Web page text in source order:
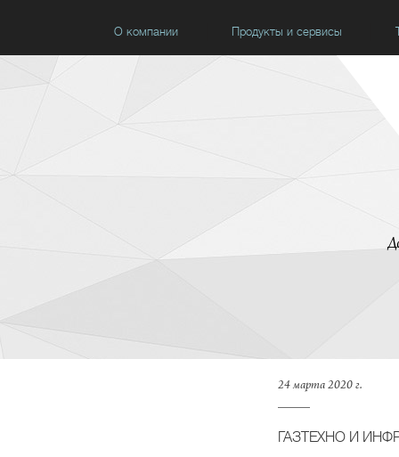
О компании Продукты и сервисы
24 марта 2020 г.
ГАЗТЕХНО И